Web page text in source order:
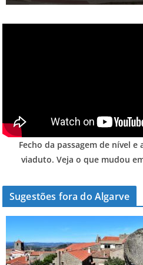
Fecho da passagem de nível e
viaduto. Veja o que mudou
Sugestões fora do Algarve